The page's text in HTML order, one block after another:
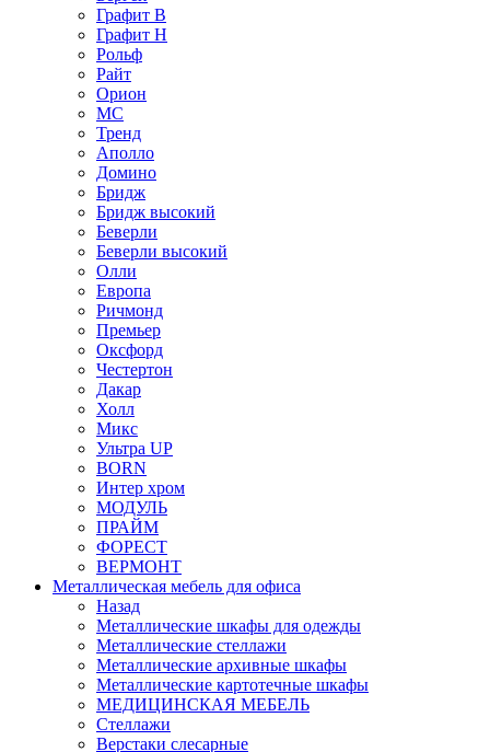
Графит В
Графит Н
Рольф
Райт
Орион
МС
Тренд
Аполло
Домино
Бридж
Бридж высокий
Беверли
Беверли высокий
Олли
Европа
Ричмонд
Премьер
Оксфорд
Честертон
Дакар
Холл
Микс
Ультра UP
BORN
Интер хром
МОДУЛЬ
ПРАЙМ
ФОРЕСТ
ВЕРМОНТ
Металлическая мебель для офиса
Назад
Металлические шкафы для одежды
Металлические стеллажи
Металлические архивные шкафы
Металлические картотечные шкафы
МЕДИЦИНСКАЯ МЕБЕЛЬ
Стеллажи
Верстаки слесарные